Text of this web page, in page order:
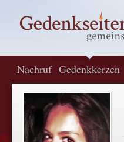
Nachruf Gedenkkerzen